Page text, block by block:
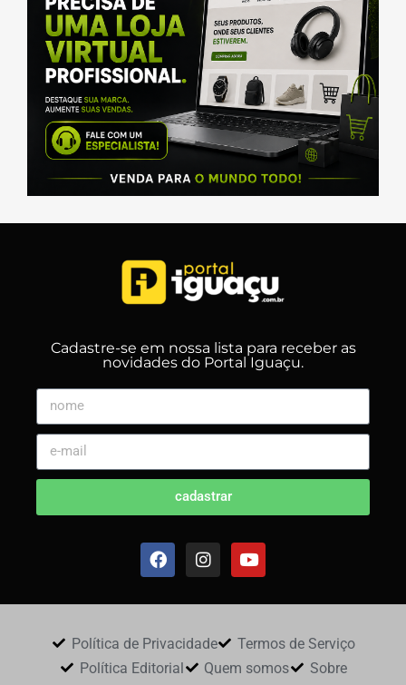
Cadastre-se em nossa lista para receber as
novidades do Portal Iguaçu.
cadastrar
Política de Privacidade
Termos de Serviço
Política Editorial
Quem somos
Sobre